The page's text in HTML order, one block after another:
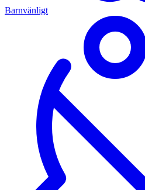
Barnvänligt